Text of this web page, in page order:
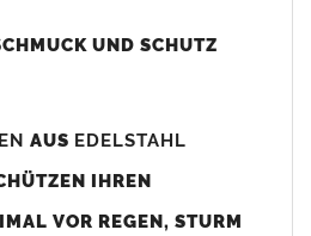
sich immer auf das
(siehe Bild/Zeichnung unten).
UND SCHUTZ
AUS EDELSTAHL
IHREN
VOR REGEN, STURM